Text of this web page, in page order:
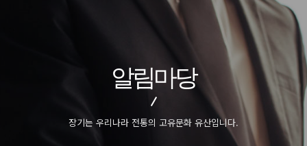
알림마당
장기는 우리나라 전통의 고유문화 유산입니다.